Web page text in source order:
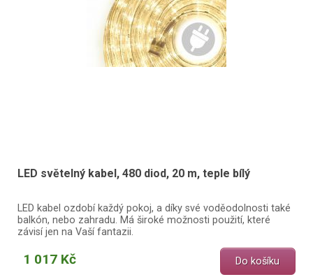
LED světelný kabel, 480 diod, 20 m, teple bílý
LED kabel ozdobí každý pokoj, a díky své voděodolnosti také
balkón, nebo zahradu. Má široké možnosti použití, které
závisí jen na Vaší fantazii.
1 017 Kč Do košíku